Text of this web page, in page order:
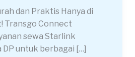
dan Praktis Hanya di
Transgo Connect
sewa Starlink
untuk berbagai […]